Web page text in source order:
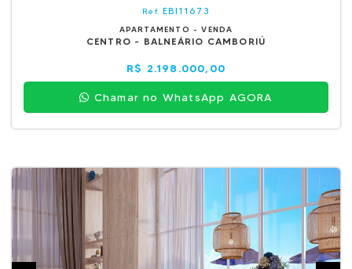
Ref. EBI11673
APARTAMENTO - VENDA
CENTRO - BALNEÁRIO CAMBORIÚ
R$ 2.198.000,00
Chamar no WhatsApp AGORA